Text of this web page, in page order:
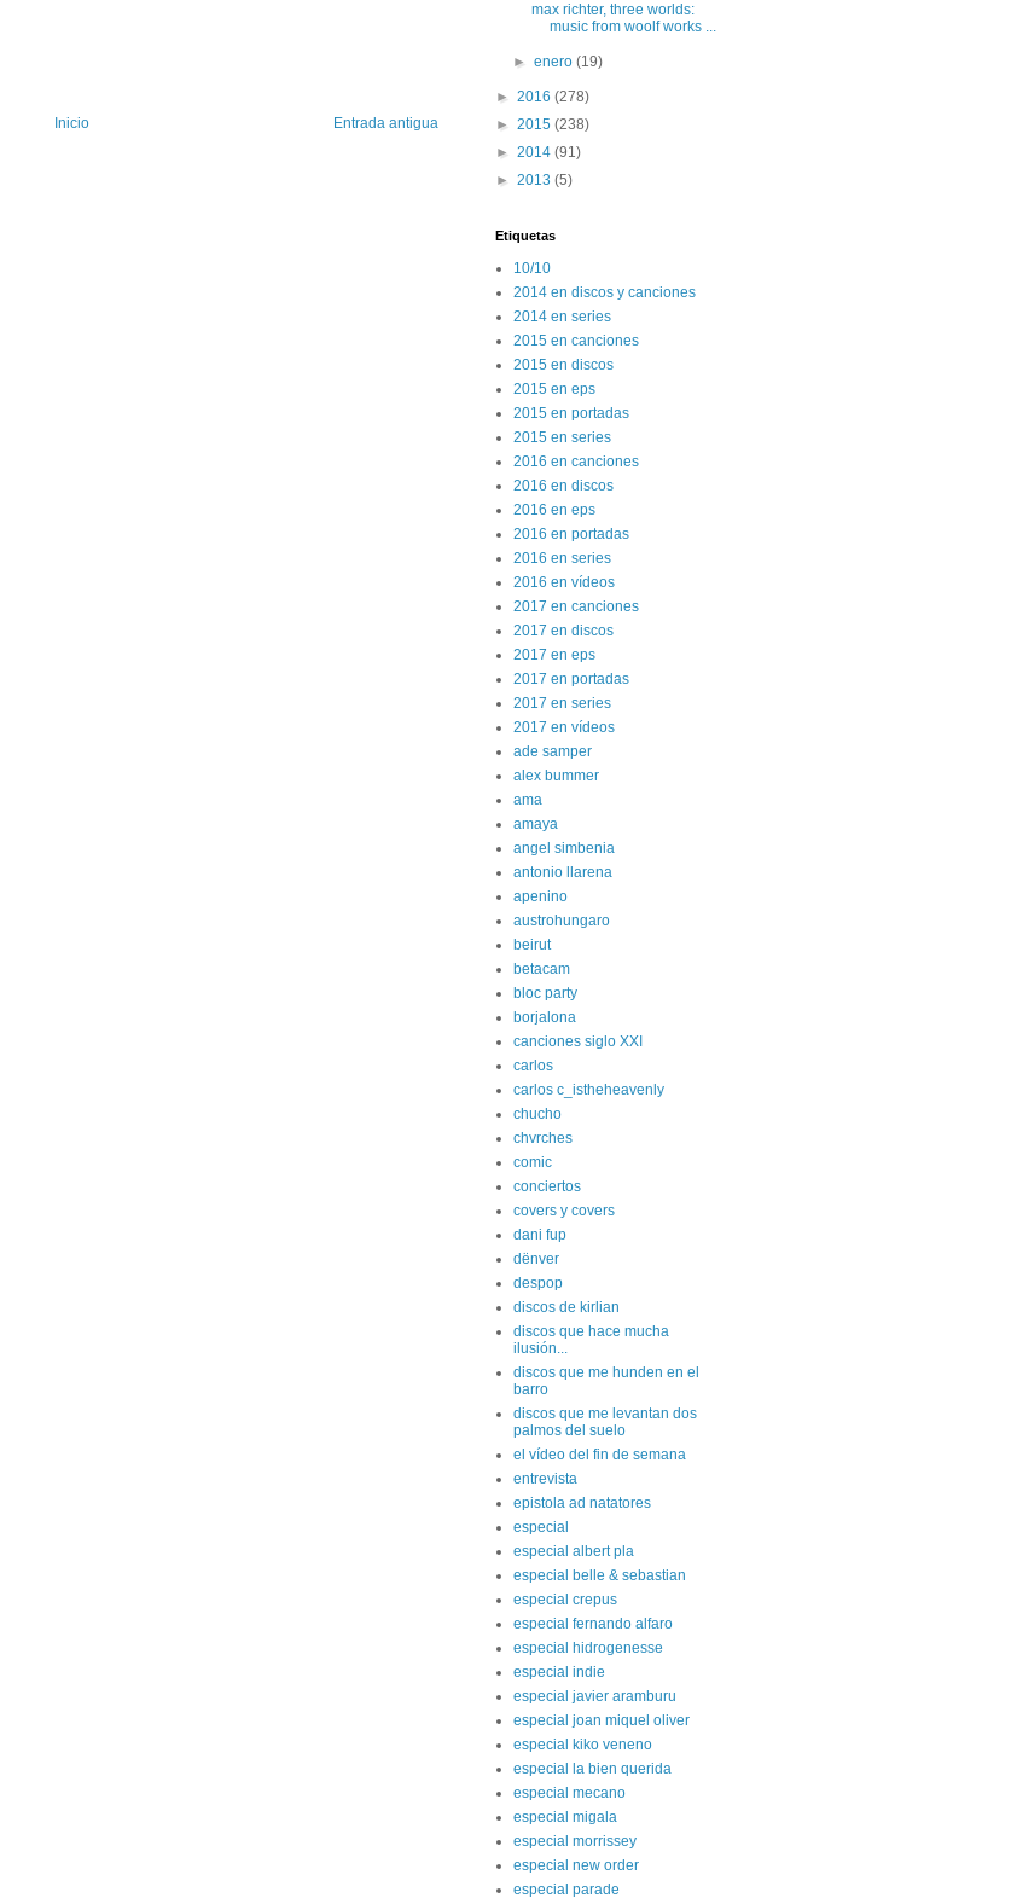
Entrada antigua
Inicio
max richter, three worlds:
music from woolf works ...
►enero(19)
► 2016 (278)
► 2015 (238)
► 2014 (91)
► 2013 (5)
Etiquetas
10/10
2014 en discos y canciones
2014 en series
2015 en canciones
2015 en discos
2015 en eps
2015 en portadas
2015 en series
2016 en canciones
2016 en discos
2016 en eps
2016 en portadas
2016 en series
2016 en vídeos
2017 en canciones
2017 en discos
2017 en eps
2017 en portadas
2017 en series
2017 en vídeos
ade samper
alex bummer
ama
amaya
angel simbenia
antonio llarena
apenino
austrohungaro
beirut
betacam
bloc party
borjalona
canciones siglo XXI
carlos
carlos c_istheheavenly
chucho
chvrches
comic
conciertos
covers y covers
dani fup
dënver
despop
discos de kirlian
discos que hace mucha
ilusión...
discos que me hunden en el
barro
discos que me levantan dos
palmos del suelo
el vídeo del fin de semana
entrevista
epistola ad natatores
especial
especial albert pla
especial belle & sebastian
especial crepus
especial fernando alfaro
especial hidrogenesse
especial indie
especial javier aramburu
especial joan miquel oliver
especial kiko veneno
especial la bien querida
especial mecano
especial migala
especial morrissey
especial new order
especial parade